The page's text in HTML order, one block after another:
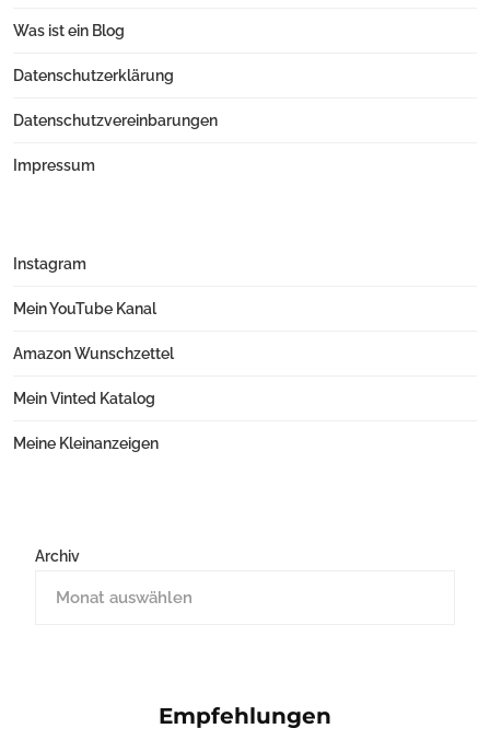
Was ist ein Blog
Datenschutzerklärung
Datenschutzvereinbarungen
Impressum
Instagram
Mein YouTube Kanal
Amazon Wunschzettel
Mein Vinted Katalog
Meine Kleinanzeigen
Archiv
Empfehlungen